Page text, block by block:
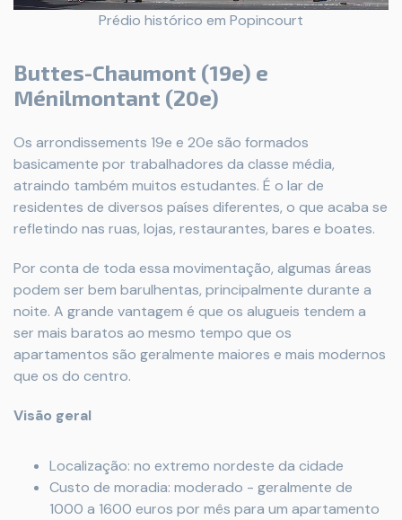
Prédio histórico em Popincourt
Buttes-Chaumont (19e) e
Ménilmontant (20e)
Os arrondissements 19e e 20e são formados
basicamente por trabalhadores da classe média,
atraindo também muitos estudantes. É o lar de
residentes de diversos países diferentes, o que acaba se
refletindo nas ruas, lojas, restaurantes, bares e boates.
Por conta de toda essa movimentação, algumas áreas
podem ser bem barulhentas, principalmente durante a
noite. A grande vantagem é que os alugueis tendem a
ser mais baratos ao mesmo tempo que os
apartamentos são geralmente maiores e mais modernos
que os do centro.
Visão geral
Localização: no extremo nordeste da cidade
Custo de moradia: moderado - geralmente de
1000 a 1600 euros por mês para um apartamento